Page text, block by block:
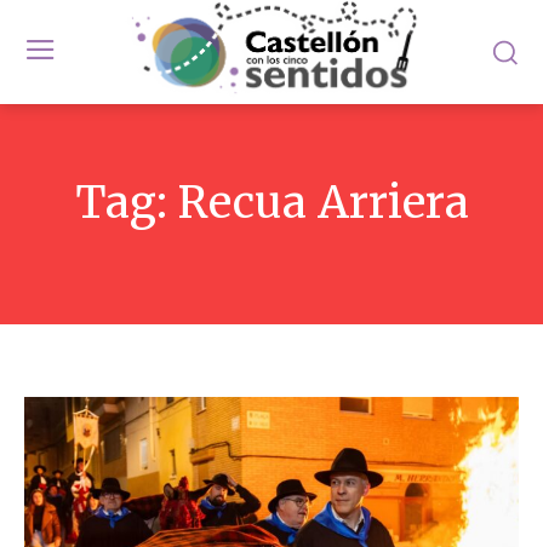
Tag: Recua Arriera